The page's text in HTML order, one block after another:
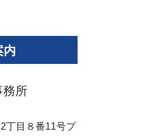
内
務所
丁目８番11号プ